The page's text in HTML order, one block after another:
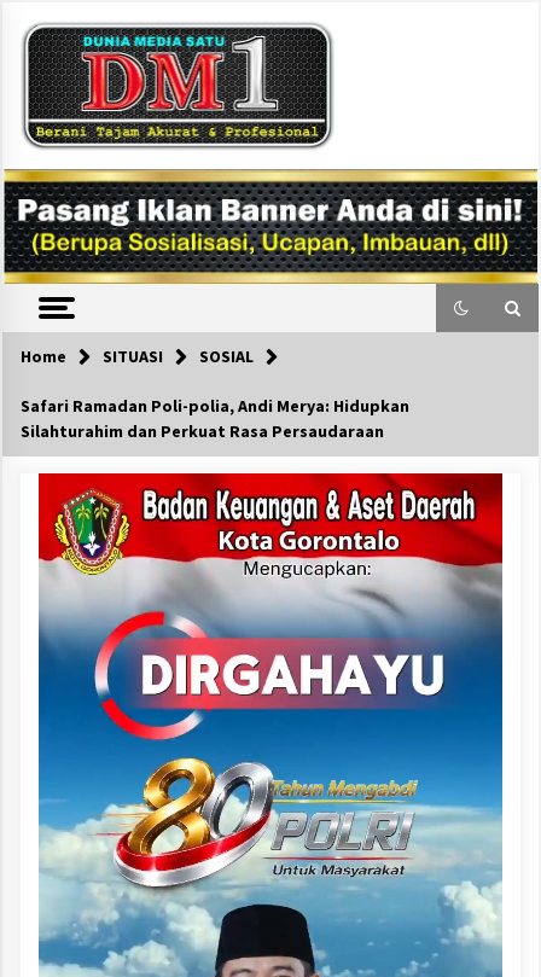
content
DM1
Home SITUASI SOSIAL
Safari Ramadan Poli-polia, Andi Merya: Hidupkan
Silahturahim dan Perkuat Rasa Persaudaraan